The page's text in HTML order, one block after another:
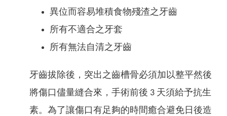
異位而容易堆積食物殘渣之牙齒
所有不適合之牙套
所有無法自清之牙齒
牙齒拔除後，突出之齒槽骨必須加以整平然後
將傷口儘量縫合來，手術前後 3 天須給予抗生
素。為了讓傷口有足夠的時間癒合避免日後造